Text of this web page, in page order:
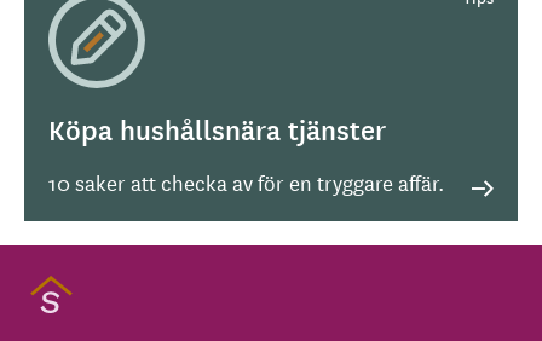
Köpa hushållsnära tjänster
10 saker att checka av för en tryggare affär.